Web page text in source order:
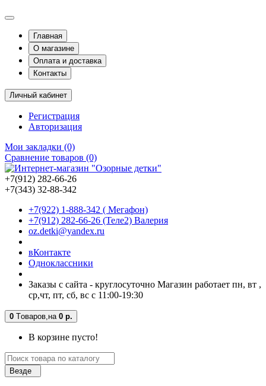
Главная
О магазине
Оплата и доставка
Контакты
Личный кабинет
Регистрация
Авторизация
Мои закладки (0)
Сравнение товаров (0)
+7(912) 282-66-26
+7(343) 32-88-342
+7(922) 1-888-342 ( Мегафон)
+7(912) 282-66-26 (Теле2) Валерия
oz.detki@yandex.ru
вКонтакте
Одноклассники
Заказы с сайта - круглосуточно Магазин работает пн, вт ,
ср,чт, пт, сб, вс с 11:00-19:30
0 Tоваров,на 0 р.
В корзине пусто!
Везде